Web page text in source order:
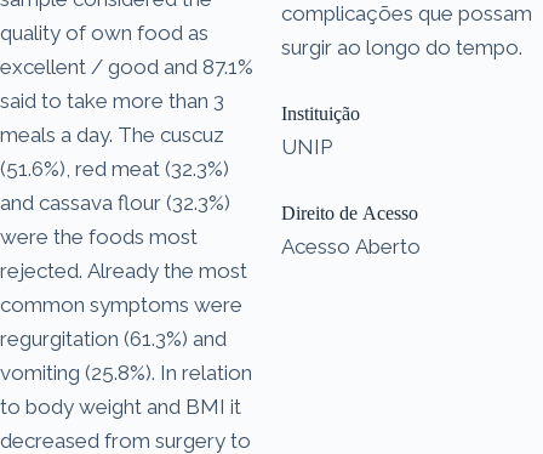
quality of own food as
excellent / good and 87.1%
said to take more than 3
meals a day. The cuscuz
(51.6%), red meat (32.3%)
and cassava flour (32.3%)
were the foods most
rejected. Already the most
common symptoms were
regurgitation (61.3%) and
vomiting (25.8%). In relation
to body weight and BMI it
decreased from surgery to
complicações que possam
surgir ao longo do tempo.
Instituição
UNIP
Direito de Acesso
Acesso Aberto